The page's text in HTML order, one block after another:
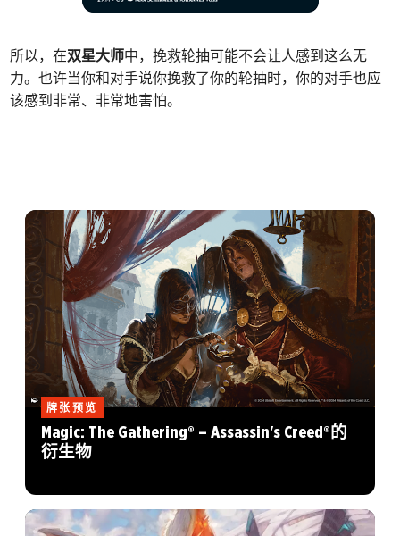
所以，在双星大师中，挽救轮抽可能不会让人感到这么无
力。也许当你和对手说你挽救了你的轮抽时，你的对手也应
该感到非常、非常地害怕。
牌张预览
Magic: The Gathering® – Assassin's Creed®的
衍生物